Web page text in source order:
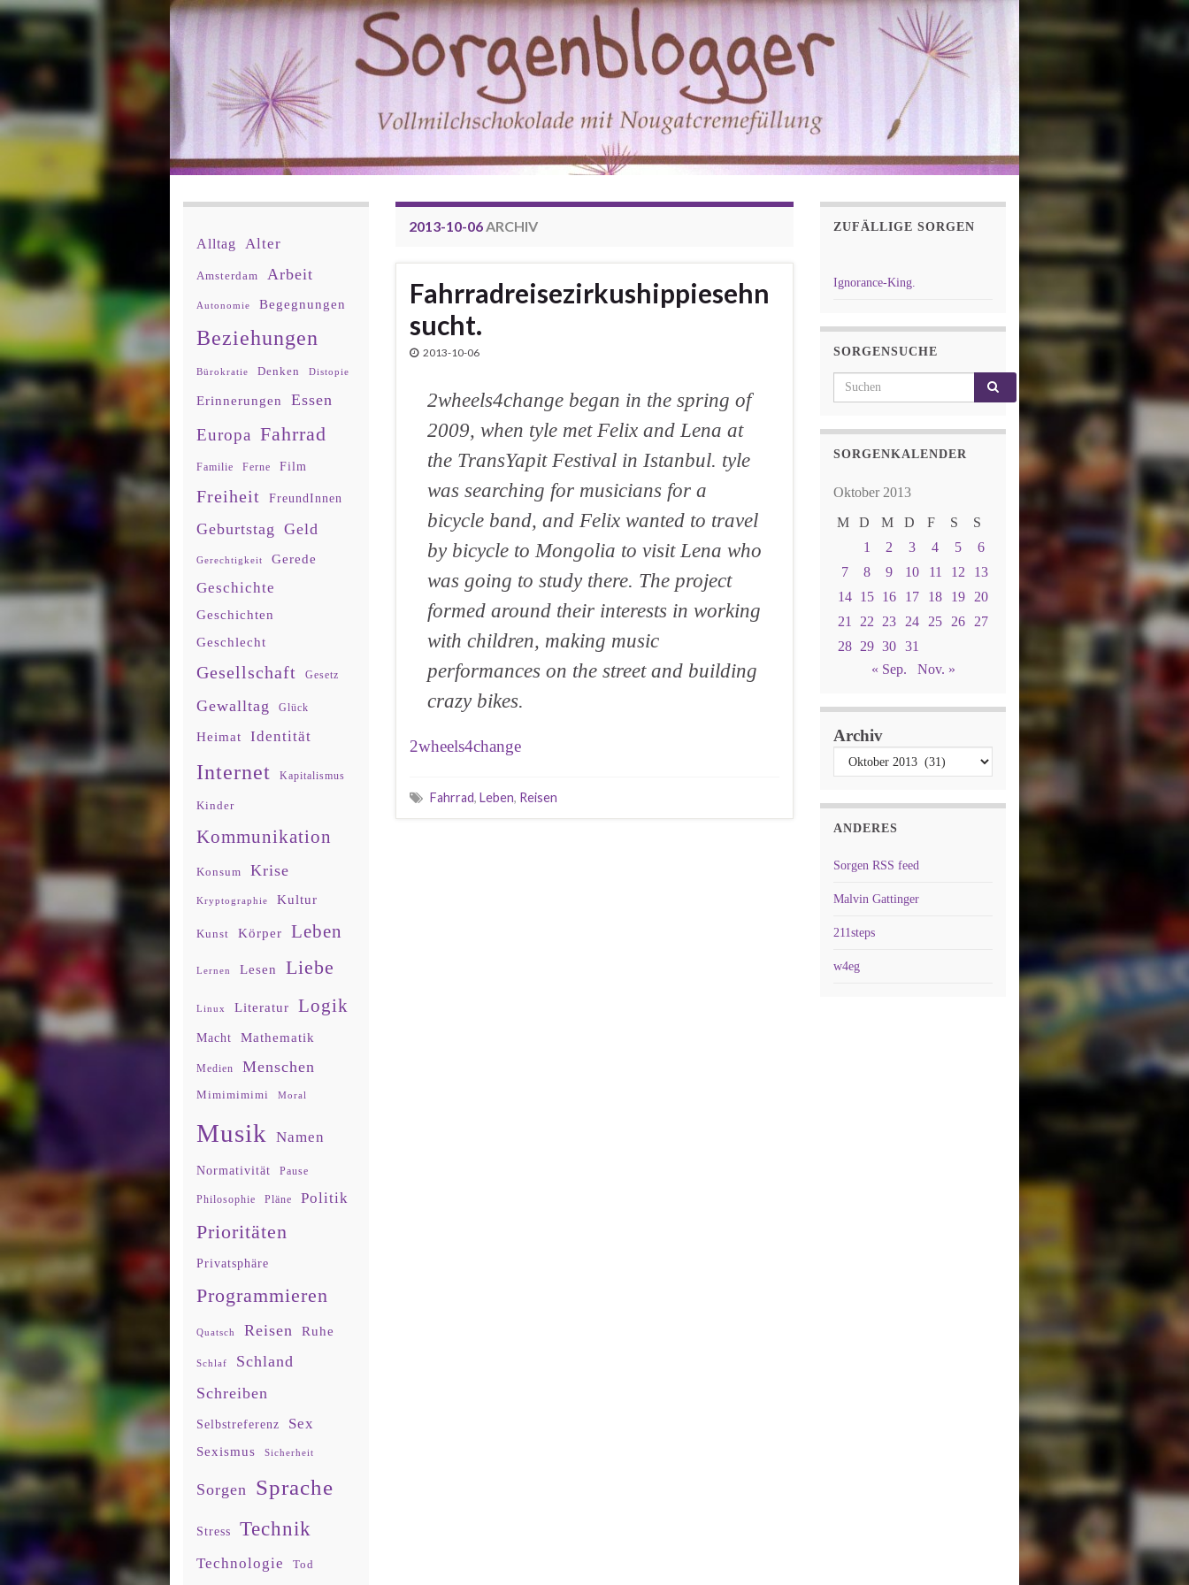
2013-10-06ARCHIV
Fahrradreisezirkushippiesehn
sucht.
2013-10-06
2wheels4change began in the spring of
2009, when tyle met Felix and Lena at
the TransYapit Festival in Istanbul. tyle
was searching for musicians for a
bicycle band, and Felix wanted to travel
by bicycle to Mongolia to visit Lena who
was going to study there. The project
formed around their interests in working
with children, making music
performances on the street and building
crazy bikes.
2wheels4change
Fahrrad, Leben, Reisen
Alltag Alter
Amsterdam Arbeit
Autonomie Begegnungen
Beziehungen
Bürokratie Denken Distopie
Erinnerungen Essen
Europa Fahrrad
Familie Ferne Film
Freiheit FreundInnen
Geburtstag Geld
Gerechtigkeit Gerede
Geschichte
Geschichten
Geschlecht
Gesellschaft Gesetz
Gewalltag Glück
Heimat Identität
Internet Kapitalismus
Kinder
Kommunikation
Konsum Krise
Kryptographie Kultur
Kunst Körper Leben
Lernen Lesen Liebe
Linux Literatur Logik
Macht Mathematik
Medien Menschen
Mimimimimi Moral
Musik Namen
Normativität Pause
Philosophie Pläne Politik
Prioritäten
Privatsphäre
Programmieren
Quatsch Reisen Ruhe
Schlaf
Schland
Schreiben
Selbstreferenz Sex
Sexismus Sicherheit
Sorgen Sprache
Stress Technik
Technologie Tod
ZUFÄLLIGE SORGEN
Ignorance-King.
SORGENSUCHE
Search for:
SORGENKALENDER
Oktober 2013
M
D M D F S
S
1
2 3 4 5
6
7
8 9 10 11 12
13
14
15 16 17 18 19
20
21
22 23 24 25 26
27
28
29 30 31
« Sep.
Nov. »
Archiv
ANDERES
Sorgen RSS feed
Malvin Gattinger
211steps
w4eg